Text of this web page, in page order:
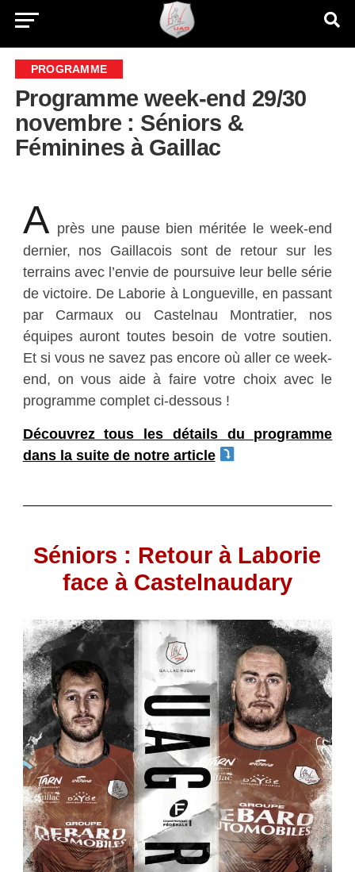
PROGRAMME
Programme week-end 29/30
novembre : Séniors &
Féminines à Gaillac
A près une pause bien méritée le week-end
dernier, nos Gaillacois sont de retour sur les
terrains avec l’envie de poursuive leur belle série
de victoire. De Laborie à Longueville, en passant
par Carmaux ou Castelnau Montratier, nos
équipes auront toutes besoin de votre soutien.
Et si vous ne savez pas encore où aller ce week-
end, on vous aide à faire votre choix avec le
programme complet ci-dessous !
Découvrez tous les détails du programme
dans la suite de notre article
Séniors : Retour à Laborie
face à Castelnaudary